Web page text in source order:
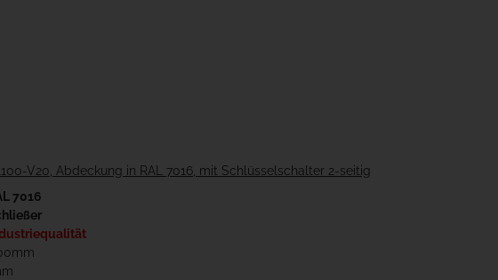
V20, Abdeckung in RAL 7016, mit Schlüsselschalter 2-seitig
7016